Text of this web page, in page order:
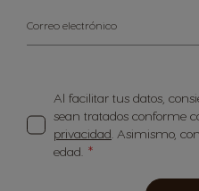
Correo electrónico
Al facilitar tus datos,
sean tratados conforme
privacidad . Asimismo,
edad.